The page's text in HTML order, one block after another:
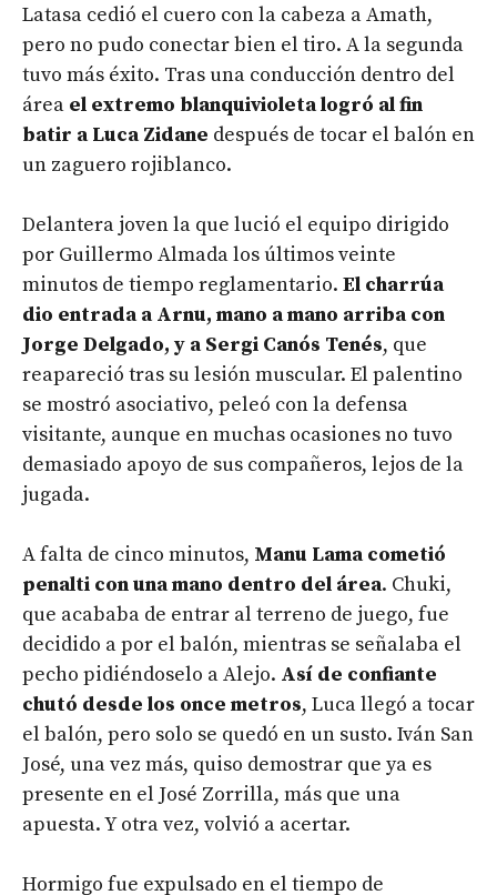
Latasa cedió el cuero con la cabeza a Amath,
pero no pudo conectar bien el tiro. A la segunda
tuvo más éxito. Tras una conducción dentro del
área el extremo blanquivioleta logró al fin
batir a Luca Zidane después de tocar el balón en
un zaguero rojiblanco.
Delantera joven la que lució el equipo dirigido
por Guillermo Almada los últimos veinte
minutos de tiempo reglamentario. El charrúa
dio entrada a Arnu, mano a mano arriba con
Jorge Delgado, y a Sergi Canós Tenés, que
reapareció tras su lesión muscular. El palentino
se mostró asociativo, peleó con la defensa
visitante, aunque en muchas ocasiones no tuvo
demasiado apoyo de sus compañeros, lejos de la
jugada.
A falta de cinco minutos, Manu Lama cometió
penalti con una mano dentro del área. Chuki,
que acababa de entrar al terreno de juego, fue
decidido a por el balón, mientras se señalaba el
pecho pidiéndoselo a Alejo. Así de confiante
chutó desde los once metros, Luca llegó a tocar
el balón, pero solo se quedó en un susto. Iván San
José, una vez más, quiso demostrar que ya es
presente en el José Zorrilla, más que una
apuesta. Y otra vez, volvió a acertar.
Hormigo fue expulsado en el tiempo de